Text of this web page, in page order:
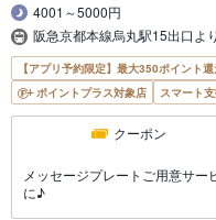
4001～5000円
阪急京都本線烏丸駅15出口よ
【アプリ予約限定】最大350ポイント
ポイントプラス対象店
スマート
クーポン
メッセージプレートご用意サ
に♪